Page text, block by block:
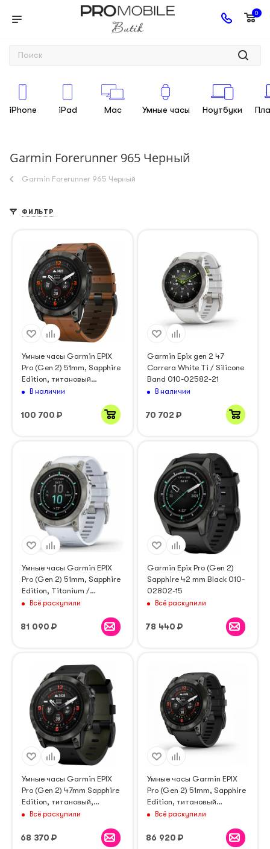
0
iPhone iPad Mac Умные часы Ноутбуки
Garmin Forerunner 965 Черный
Garmin Forerunner 965 Черный
ФИЛЬТР
Умные часы Garmin EPIX
Pro (Gen 2) 51mm, Sapphire
Edition, титановый
угольно-серый, DLC,
ремешок (010-02804-30)
В наличии
100 700 ₽
Garmin Epix gen 2 47
Carrera White Ti / Silicone
Band 010-02582-21
В наличии
70 702 ₽
Умные часы Garmin EPIX
Pro (Gen 2) 51mm, Sapphire
Edition, Titanium /
Whitestone (010-02804-11)
Всё раскупили
81 090 ₽
Garmin Epix Pro (Gen 2)
Sapphire 42 mm Black 010-
02802-15
Всё раскупили
78 440 ₽
Умные часы Garmin EPIX
Pro (Gen 2) 47mm Sapphire
Edition, титановый,
угольно-серый DLC, черный
02803-30)
Всё раскупили
68 370 ₽
Умные часы Garmin EPIX
Pro (Gen 2) 51mm, Sapphire
Edition, титановый
угольно-серый, DLC, черный
02804-01)
Всё раскупили
86 920 ₽